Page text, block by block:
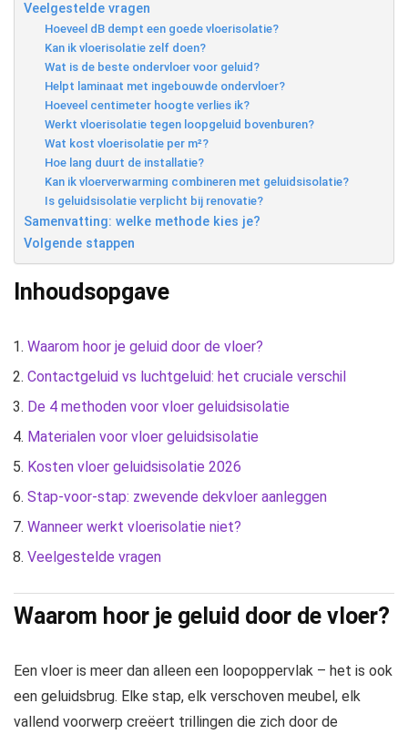
Veelgestelde vragen
Hoeveel dB dempt een goede vloerisolatie?
Kan ik vloerisolatie zelf doen?
Wat is de beste ondervloer voor geluid?
Helpt laminaat met ingebouwde ondervloer?
Hoeveel centimeter hoogte verlies ik?
Werkt vloerisolatie tegen loopgeluid bovenburen?
Wat kost vloerisolatie per m²?
Hoe lang duurt de installatie?
Kan ik vloerverwarming combineren met geluidsisolatie?
Is geluidsisolatie verplicht bij renovatie?
Samenvatting: welke methode kies je?
Volgende stappen
Inhoudsopgave
Waarom hoor je geluid door de vloer?
Contactgeluid vs luchtgeluid: het cruciale verschil
De 4 methoden voor vloer geluidsisolatie
Materialen voor vloer geluidsisolatie
Kosten vloer geluidsisolatie 2026
Stap-voor-stap: zwevende dekvloer aanleggen
Wanneer werkt vloerisolatie niet?
Veelgestelde vragen
Waarom hoor je geluid door de vloer?
Een vloer is meer dan alleen een loopoppervlak – het is ook
een geluidsbrug. Elke stap, elk verschoven meubel, elk
vallend voorwerp creëert trillingen die zich door de